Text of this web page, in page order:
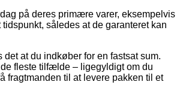
på deres primære varer, eksempelvis
således at de garanteret kan
at du indkøber for en fastsat sum.
fleste tilfælde – ligegyldigt om du
fragtmanden til at levere pakken til et